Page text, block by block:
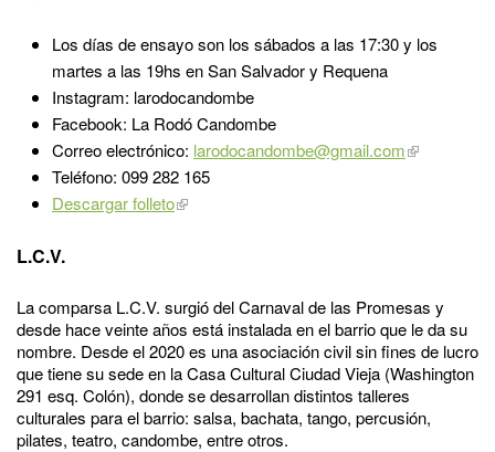
Los días de ensayo son los sábados a las 17:30 y los
martes a las 19hs en San Salvador y Requena
Instagram: larodocandombe
Facebook: La Rodó Candombe
Correo electrónico: larodocandombe@gmail.com
Teléfono: 099 282 165
Descargar folleto
L.C.V.
La comparsa L.C.V. surgió del Carnaval de las Promesas y
desde hace veinte años está instalada en el barrio que le da su
nombre. Desde el 2020 es una asociación civil sin fines de lucro
que tiene su sede en la Casa Cultural Ciudad Vieja (Washington
291 esq. Colón), donde se desarrollan distintos talleres
culturales para el barrio: salsa, bachata, tango, percusión,
pilates, teatro, candombe, entre otros.